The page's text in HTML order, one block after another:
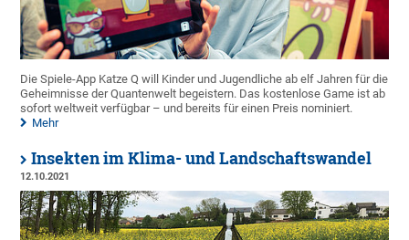
Die Spiele-App Katze Q will Kinder und Jugendliche ab elf Jahren für die
Geheimnisse der Quantenwelt begeistern. Das kostenlose Game ist ab
sofort weltweit verfügbar – und bereits für einen Preis nominiert.
Mehr
Insekten im Klima- und Landschaftswandel
12.10.2021